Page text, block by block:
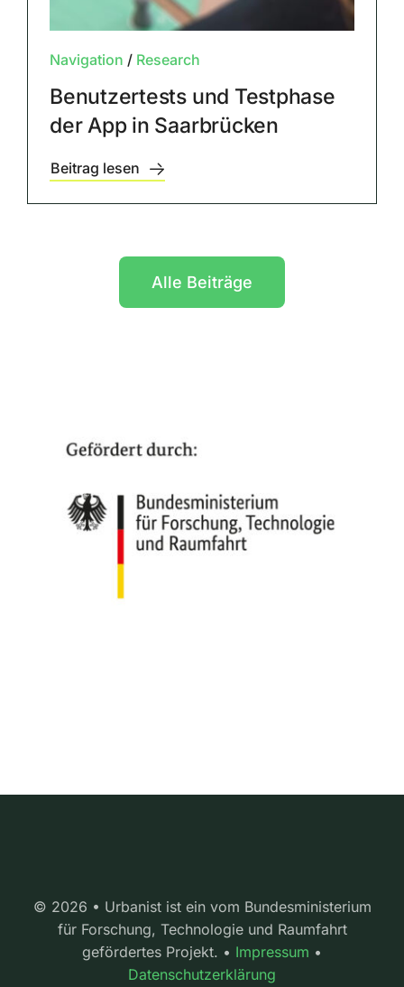
Navigation / Research
Benutzertests und Testphase
der App in Saarbrücken
Beitrag lesen
Alle Beiträge
© 2026 • Urbanist ist ein vom Bundesministerium
für Forschung, Technologie und Raumfahrt
gefördertes Projekt. • Impressum •
Datenschutzerklärung